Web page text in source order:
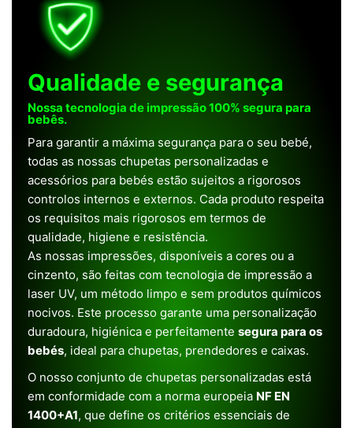
Qualidade e segurança
Nossa tecnologia de impressão 100% segura para
bebês.
Para garantir a máxima segurança para o seu bebé,
todas as nossas chupetas personalizadas e
acessórios para bebés estão sujeitos a rigorosos
controlos internos e externos. Cada produto respeita
os requisitos mais rigorosos em termos de
qualidade, higiene e resistência.
As nossas impressões, disponíveis a cores ou a
cinzento, são feitas com tecnologia de impressão a
laser UV, um método limpo e sem produtos químicos
nocivos. Este processo garante uma personalização
duradoura, higiénica e perfeitamente segura para os
bebés, ideal para chupetas, prendedores e caixas.
O nosso conjunto de chupetas personalizadas está
em conformidade com a norma europeia NF EN
1400+A1, que define os critérios essenciais de